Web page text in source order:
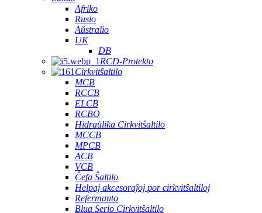
Afriko
Rusio
Aŭstralio
UK
DB
RCD-Protekto
Cirkvitŝaltilo
MCB
RCCB
ELCB
RCBO
Hidraŭlika Cirkvitŝaltilo
MCCB
MPCB
ACB
VCB
Ĉefa Ŝaltilo
Helpaj akcesoraĵoj por cirkvitŝaltiloj
Refermanto
Blua Serio Cirkvitŝaltilo